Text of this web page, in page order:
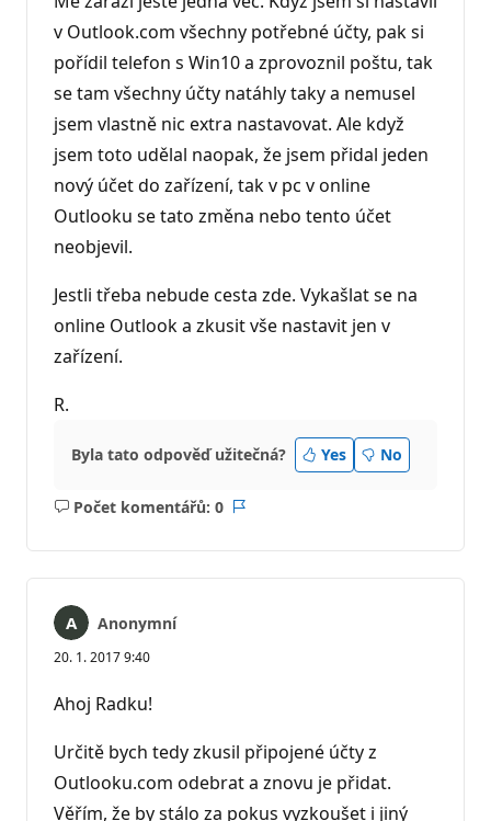
v Outlook.com všechny potřebné účty, pak si
pořídil telefon s Win10 a zprovoznil poštu, tak
se tam všechny účty natáhly taky a nemusel
jsem vlastně nic extra nastavovat. Ale když
jsem toto udělal naopak, že jsem přidal jeden
nový účet do zařízení, tak v pc v online
Outlooku se tato změna nebo tento účet
neobjevil.
Jestli třeba nebude cesta zde. Vykašlat se na
online Outlook a zkusit vše nastavit jen v
zařízení.
R.
Byla tato odpověď užitečná? Yes No
Počet komentářů: 0
Žádné
Anonymní
20. 1. 2017 9:40
Ahoj Radku!
Určitě bych tedy zkusil připojené účty z
Outlooku.com odebrat a znovu je přidat.
Věřím, že by stálo za pokus vyzkoušet i jiný